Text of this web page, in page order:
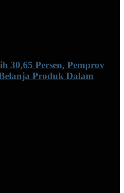
30,65 Persen, Pemprov
Produk Dalam